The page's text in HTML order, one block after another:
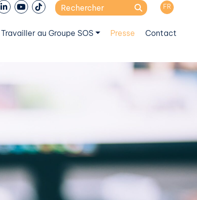
Search
FR
Travailler au Groupe SOS Presse Contact